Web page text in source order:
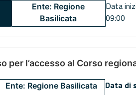
Ente: Regione
Basilicata
Data
09:00
per l’accesso al Corso
Ente: Regione Basilicata Data di